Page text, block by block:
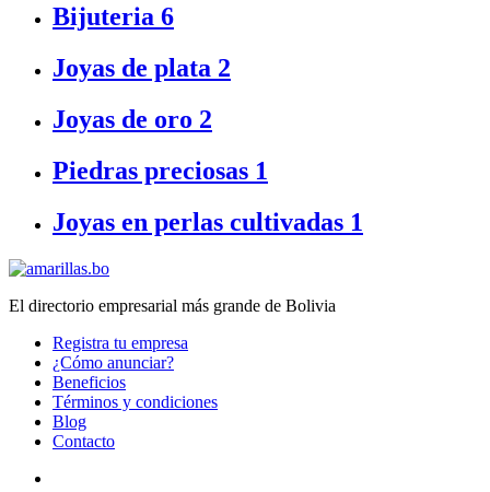
Bijuteria 6
Joyas de plata 2
Joyas de oro 2
Piedras preciosas 1
Joyas en perlas cultivadas 1
El directorio empresarial más grande de Bolivia
Registra tu empresa
¿Cómo anunciar?
Beneficios
Términos y condiciones
Blog
Contacto